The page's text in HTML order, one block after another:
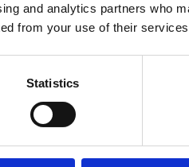
and analytics partners who
from your use of their
Statistics
b
o